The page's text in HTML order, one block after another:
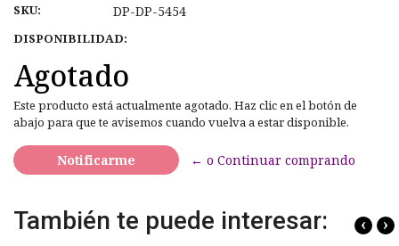
SKU: DP-DP-5454
DISPONIBILIDAD:
Agotado
Este producto está actualmente agotado. Haz clic en el botón de
abajo para que te avisemos cuando vuelva a estar disponible.
Notificarme ← o Continuar comprando
También te puede interesar: ‹ ›